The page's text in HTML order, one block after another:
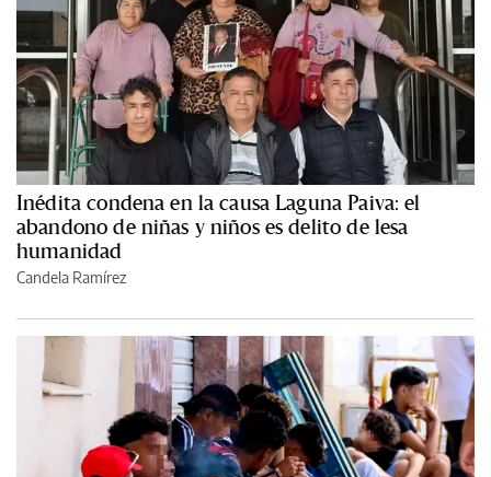
Inédita condena en la causa Laguna Paiva: el
abandono de niñas y niños es delito de lesa
humanidad
Candela Ramírez